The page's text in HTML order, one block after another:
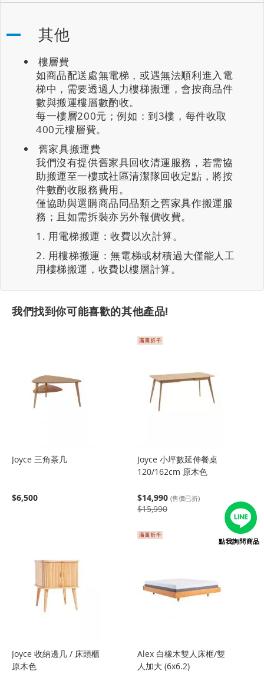
其他
樓層費
如商品配送處無電梯，或遇無法順利進入電
梯中，需要透過人力樓梯搬運，會按商品件
數與搬運樓層數酌收。
每一樓層200元；例如：到3樓，每件收取
400元樓層費。
舊家具搬運費
我們沒有提供舊家具回收清運服務，若需協
助搬運至一樓或社區清潔隊回收定點，將按
件數酌收服務費用。
僅協助與選購商品同品類之舊家具作搬運服
務；且如需拆裝亦另外報價收費。
用電梯搬運：收費以次計算。
用樓梯搬運：無電梯或材積過大僅能人工
用樓梯搬運，收費以樓層計算。
我們找到你可能喜歡的其他產品!
Joyce 三角茶几
$6,500
Joyce 小坪數延伸餐桌
120/162cm 原木色
$14,990 (售價已折)
$15,990
Joyce 收納邊几 / 床頭櫃
原木色
Alex 白橡木雙人床框/雙
人加大 (6x6.2)
點我詢問商品